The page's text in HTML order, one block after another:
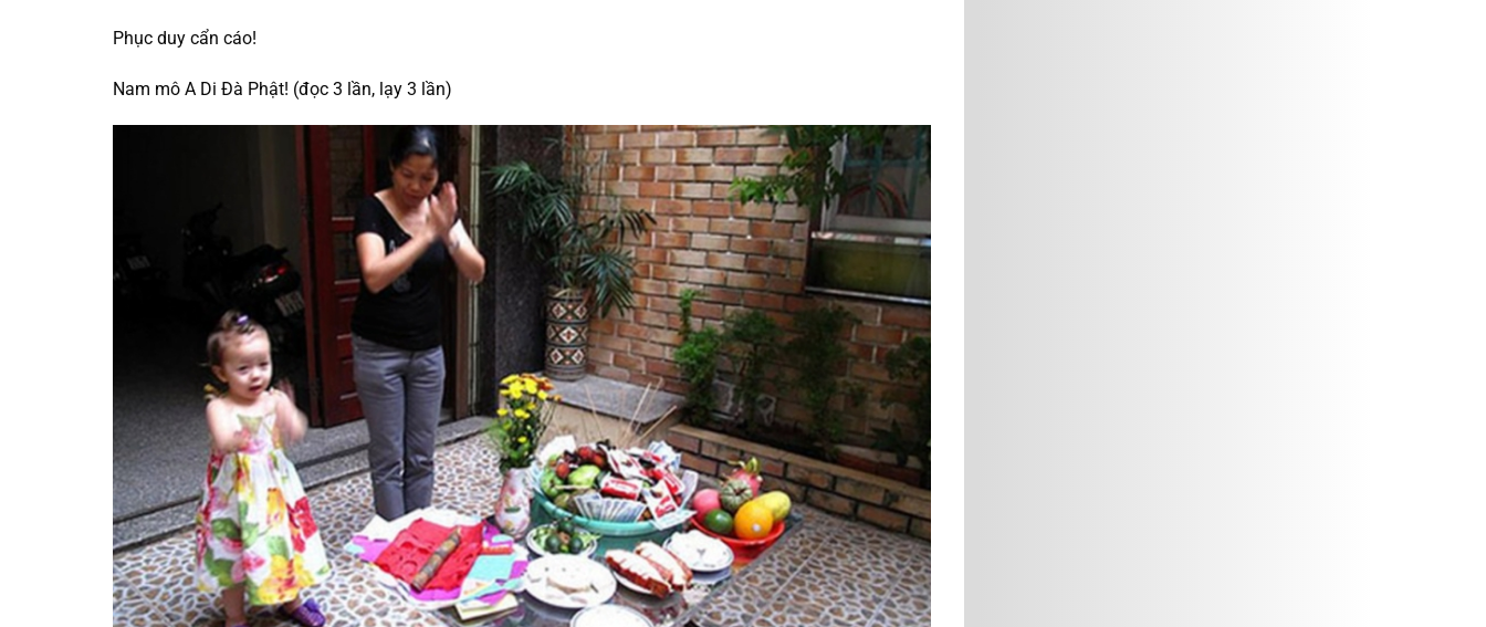
Phục duy cẩn cáo!
Nam mô A Di Đà Phật! (đọc 3 lần, lạy 3 lần)